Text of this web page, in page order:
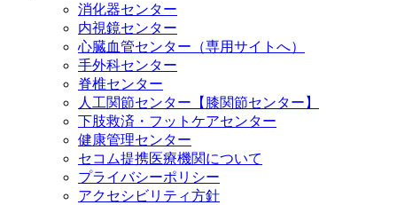
消化器センター
内視鏡センター
心臓血管センター（専用サイトへ）
手外科センター
脊椎センター
人工関節センター【膝関節センター】
下肢救済・フットケアセンター
健康管理センター
セコム提携医療機関について
プライバシーポリシー
アクセシビリティ方針